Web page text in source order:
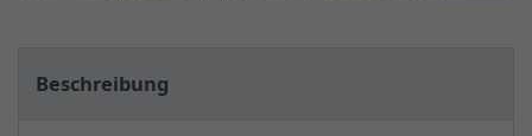
Beschreibung